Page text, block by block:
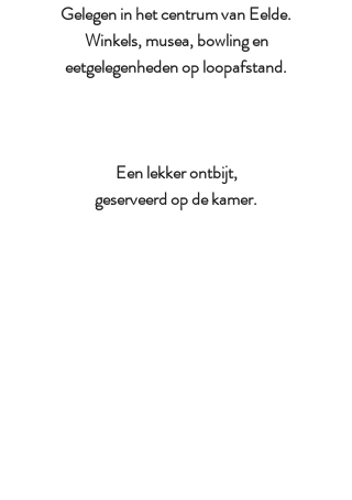
Gelegen in het centrum van Eelde.
Winkels, musea, bowling en
eetgelegenheden op loopafstand.
Een lekker ontbijt,
geserveerd op de kamer.